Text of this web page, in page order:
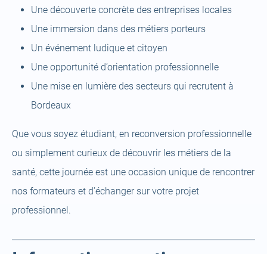
Une découverte concrète des entreprises locales
Une immersion dans des métiers porteurs
Un événement ludique et citoyen
Une opportunité d’orientation professionnelle
Une mise en lumière des secteurs qui recrutent à
Bordeaux
Que vous soyez étudiant, en reconversion professionnelle
ou simplement curieux de découvrir les métiers de la
santé, cette journée est une occasion unique de rencontrer
nos formateurs et d’échanger sur votre projet
professionnel.